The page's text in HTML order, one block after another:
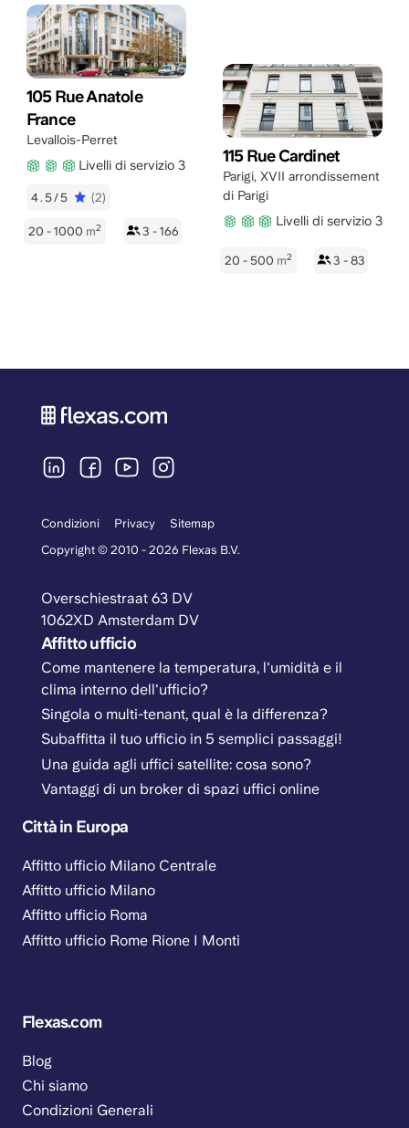
105 Rue Anatole
France
Levallois-Perret
Livelli di servizio 3
4.5/5 (2)
20 - 1000 m2 3 - 166
115 Rue Cardinet
Parigi, XVII arrondissement
di Parigi
Livelli di servizio 3
20 - 500 m2 3 - 83
Condizioni Privacy
Sitemap
Copyright © 2010 - 2026 Flexas B.V.
Overschiestraat 63 DV
1062XD Amsterdam DV
Affitto ufficio
Come mantenere la temperatura, l'umidità e il
clima interno dell'ufficio?
Singola o multi-tenant, qual è la differenza?
Subaffitta il tuo ufficio in 5 semplici passaggi!
Una guida agli uffici satellite: cosa sono?
Vantaggi di un broker di spazi uffici online
Città in Europa
Affitto ufficio Milano Centrale
Affitto ufficio Milano
Affitto ufficio Roma
Affitto ufficio Rome Rione I Monti
Flexas.com
Blog
Chi siamo
Condizioni Generali